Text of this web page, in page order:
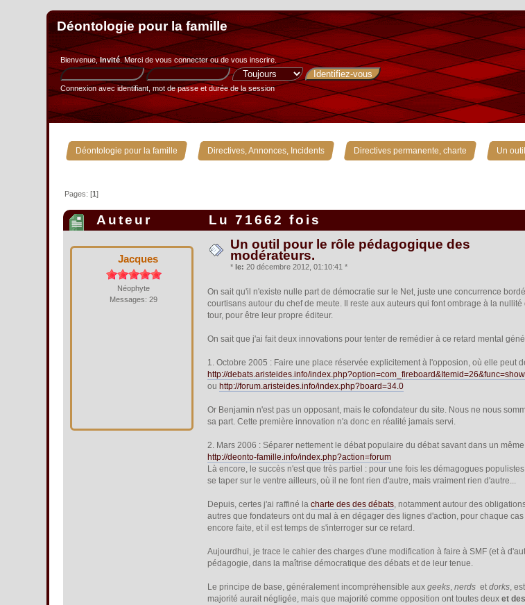
Déontologie pour la famille
Bienvenue,Invité. Merci devous connecterou devous inscrire.
Connexion avec identifiant, mot de passe et durée de la session
Déontologie pour la famille » Directives, Annonces, Incidents » Directives permanente, charte » Un
Pages: [1]
Auteur Lu 71662 fois
Jacques
Néophyte
Messages: 29
Un outil pour le rôle pédagogique des
modérateurs.
* le: 20 décembre 2012, 01:10:41 *
On sait qu'il n'existe nulle part de démocratie sur le Net, juste une concurrence
courtisans autour du chef de meute. Il reste aux auteurs qui font ombrage à la
tour, pour être leur propre éditeur.
On sait que j'ai fait deux innovations pour tenter de remédier à ce retard mental
1. Octobre 2005 : Faire une place réservée explicitement à l'opposion, où elle peut
http://debats.aristeides.info/
ou http://forum.aristeides.info/index.php?board=34.0
Or Benjamin n'est pas un opposant, mais le cofondateur du site. Nous ne nous
sa part. Cette première innovation n'a donc en réalité jamais servi.
2. Mars 2006 : Séparer nettement le débat populaire du débat savant dans un
http://deonto-famille.info/index.php?action=forum
Là encore, le succès n'est que très partiel : pour une fois les démagogues
se taper sur le ventre ailleurs, où il ne font rien d'autre, mais vraiment rien d'autre...
Depuis, certes j'ai raffiné lacharte des des débats, notamment autour des
autres que fondateurs ont du mal à en dégager des lignes d'action, pour chaque
encore faite, et il est temps de s'interroger sur ce retard.
Aujourdhui, je trace le cahier des charges d'une modification à faire à SMF (et à
pédagogie, dans la maîtrise démocratique des débats et de leur tenue.
Le principe de base, généralement incompréhensible auxgeeks,nerds etdorks,
majorité aurait négligée, mais que majorité comme opposition ont toutes deuxet